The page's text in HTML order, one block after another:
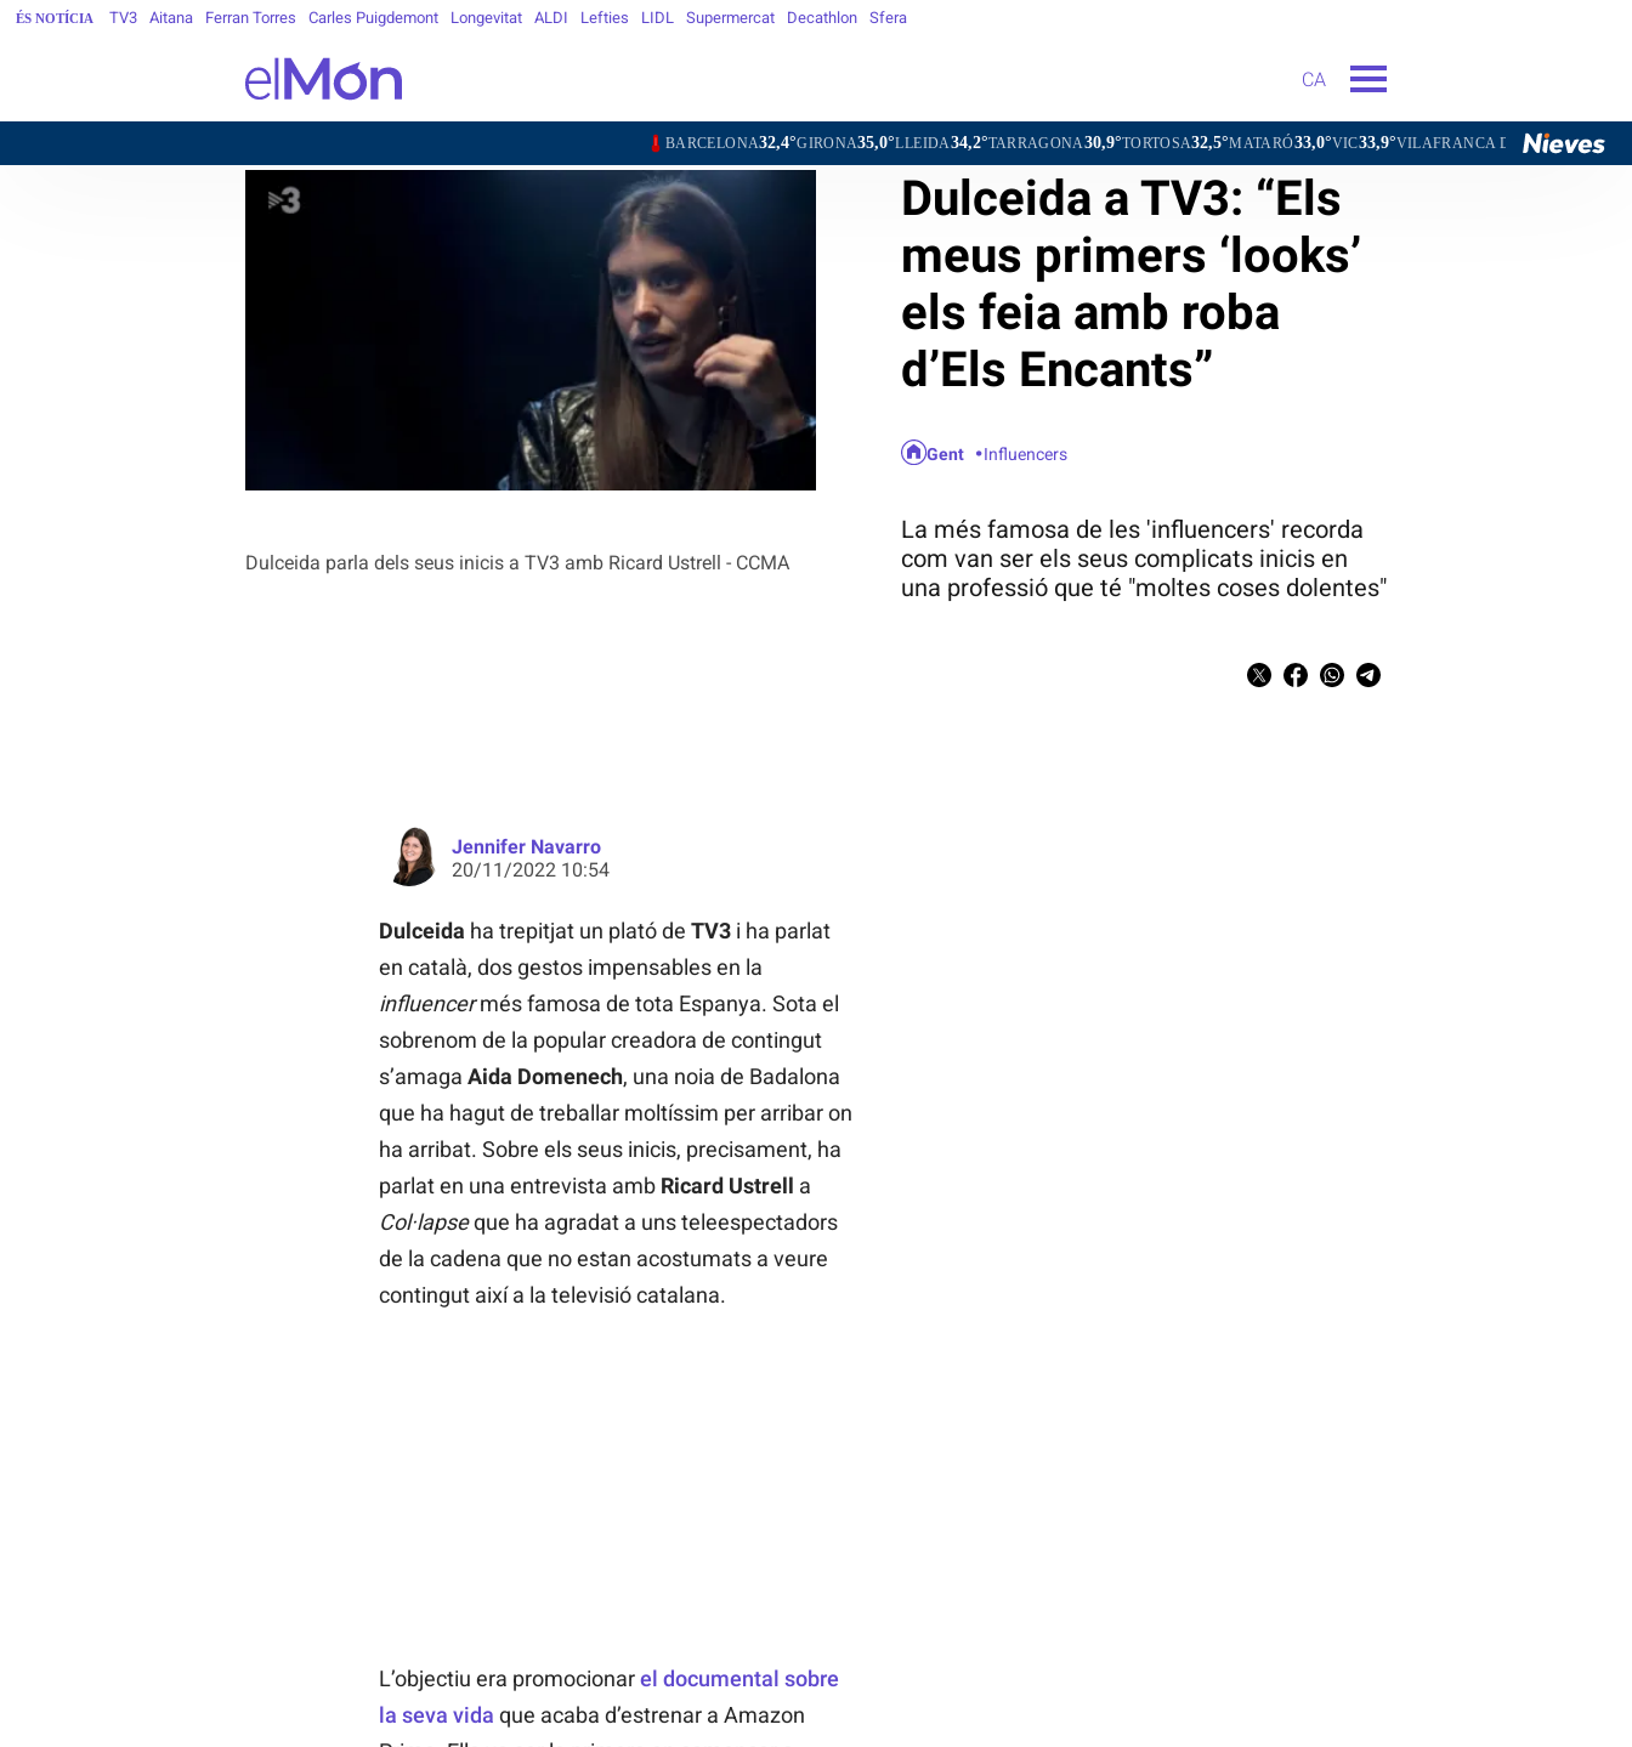
ÉS NOTÍCIA TV3 Aitana Ferran Torres Carles Puigdemont Longevitat ALDI Lefties LIDL Supermercat Decathlon Sfera
CA
BARCELONA32,4°GIRONA35,0°LLEIDA34,2°TARRAGONA30,9°TORTOSA32,5°MATARÓ33,0°VIC33,9°VILAFRANCA DEL PENEDÈS 32,5°
Dulceida parla dels seus inicis a TV3 amb Ricard Ustrell - CCMA
Gent Influencers
Dulceida a TV3: “Els
meus primers ‘looks’
els feia amb roba
d’Els Encants”
La més famosa de les 'influencers' recorda
com van ser els seus complicats inicis en
una professió que té "moltes coses dolentes"
Jennifer Navarro
20/11/2022 10:54
Dulceida ha trepitjat un plató de TV3 i ha parlat
en català, dos gestos impensables en la
influencermés famosa de tota Espanya. Sota el
sobrenom de la popular creadora de contingut
s’amaga Aida Domenech, una noia de Badalona
que ha hagut de treballar moltíssim per arribar on
ha arribat. Sobre els seus inicis, precisament, ha
parlat en una entrevista amb Ricard Ustrell a
Col·lapseque ha agradat a uns teleespectadors
de la cadena que no estan acostumats a veure
contingut així a la televisió catalana.
L’objectiu era promocionarel documental sobre
la seva vida que acaba d’estrenar a Amazon